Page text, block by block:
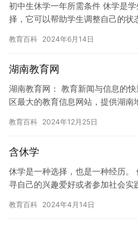
初中生休学一年所需条件 休学是
择，它可以帮助学生调整自己的
好地适…
教育百科 2024年6月14日
湖南教育网
湖南教育网： 教育新闻与信息的
区最大的教育信息网站，提供湖
教育百科 2024年12月25日
含休学
休学是一种选择，也是一种经历。
寻自己的兴趣爱好或者参加社会实
学都…
教育百科 2024年4月14日